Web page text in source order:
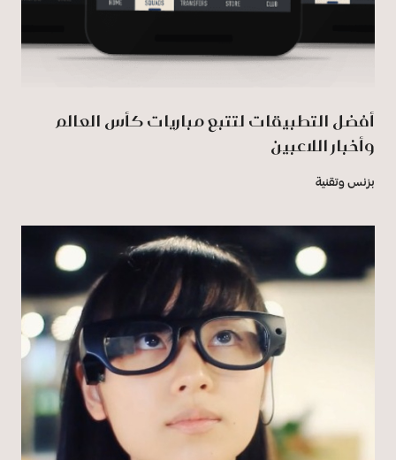
أفضل التطبيقات لتتبع مباريات كأس العالم
وأخبار اللاعبين
بزنس وتقنية